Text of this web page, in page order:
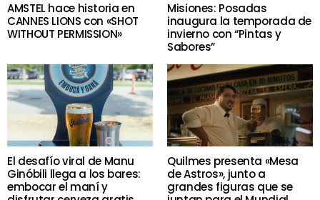
AMSTEL hace historia en
CANNES LIONS con «SHOT
WITHOUT PERMISSION»
Misiones: Posadas
inaugura la temporada de
invierno con “Pintas y
Sabores”
El desafío viral de Manu
Ginóbili llega a los bares:
embocar el maní y
Quilmes presenta «Mesa
de Astros», junto a
grandes figuras que se